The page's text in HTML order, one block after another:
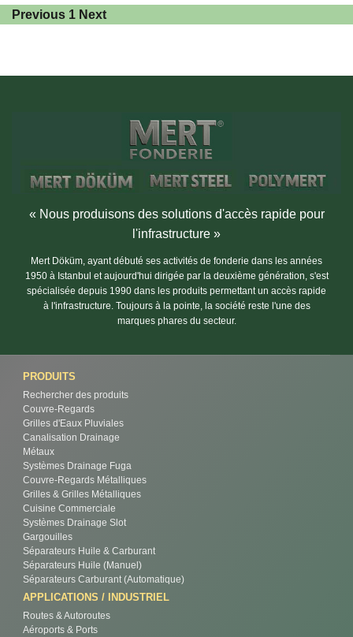
Previous 1 Next
« Nous produisons des solutions d'accès rapide pour
l'infrastructure »
Mert Döküm, ayant débuté ses activités de fonderie dans les années
1950 à Istanbul et aujourd'hui dirigée par la deuxième génération, s'est
spécialisée depuis 1990 dans les produits permettant un accès rapide
à l'infrastructure. Toujours à la pointe, la société reste l'une des
marques phares du secteur.
PRODUITS
Rechercher des produits
Couvre-Regards
Grilles d'Eaux Pluviales
Canalisation Drainage
Métaux
Systèmes Drainage Fuga
Couvre-Regards Métalliques
Grilles & Grilles Métalliques
Cuisine Commerciale
Systèmes Drainage Slot
Gargouilles
Séparateurs Huile & Carburant
Séparateurs Huile (Manuel)
Séparateurs Carburant (Automatique)
APPLICATIONS / INDUSTRIEL
Routes & Autoroutes
Aéroports & Ports